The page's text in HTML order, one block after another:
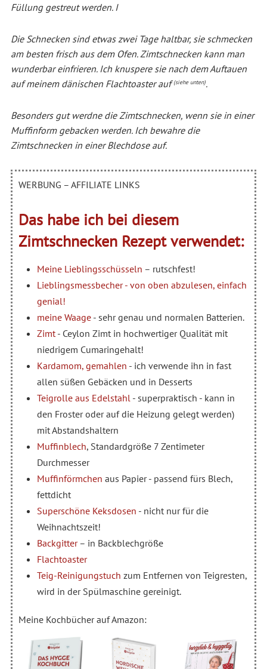
Füllung gestreut werden. I
Die Schnecken sind etwas zwei Tage haltbar, sie schmecken
am besten frisch aus dem Ofen. Zimtschnecken kann man
wunderbar einfrieren. Ich knuspere sie nach dem Auftauen
auf meinem dänischen Flachtoaster auf(siehe unten).
Besonders gut werdne die Zimtschnecken, wenn sie in einer
Muffinform gebacken werden. Ich bewahre die
Zimtschnecken in einer Blechdose auf.
WERBUNG – AFFILIATE LINKS
Das habe ich bei diesem
Zimtschnecken Rezept verwendet:
Meine Lieblingsschüsseln – rutschfest!
Lieblingsmessbecher - von oben abzulesen, einfach
genial!
meine Waage- sehr genau und normalen Batterien.
Zimt- Ceylon Zimt in hochwertiger Qualität mit
niedrigem Cumaringehalt!
Kardamom, gemahlen - ich verwende ihn in fast
allen süßen Gebäcken und in Desserts
Teigrolle aus Edelstahl - superpraktisch - kann in
den Froster oder auf die Heizung gelegt werden)
mit Abstandshaltern
Muffinblech, Standardgröße 7 Zentimeter
Durchmesser
Muffinförmchen aus Papier - passend fürs Blech,
fettdicht
Superschöne Keksdosen - nicht nur für die
Weihnachtszeit!
Backgitter– in Backblechgröße
Flachtoaster
Teig-Reinigungstuch zum Entfernen von Teigresten,
wird in der Spülmaschine gereinigt.
Meine Kochbücher auf Amazon: